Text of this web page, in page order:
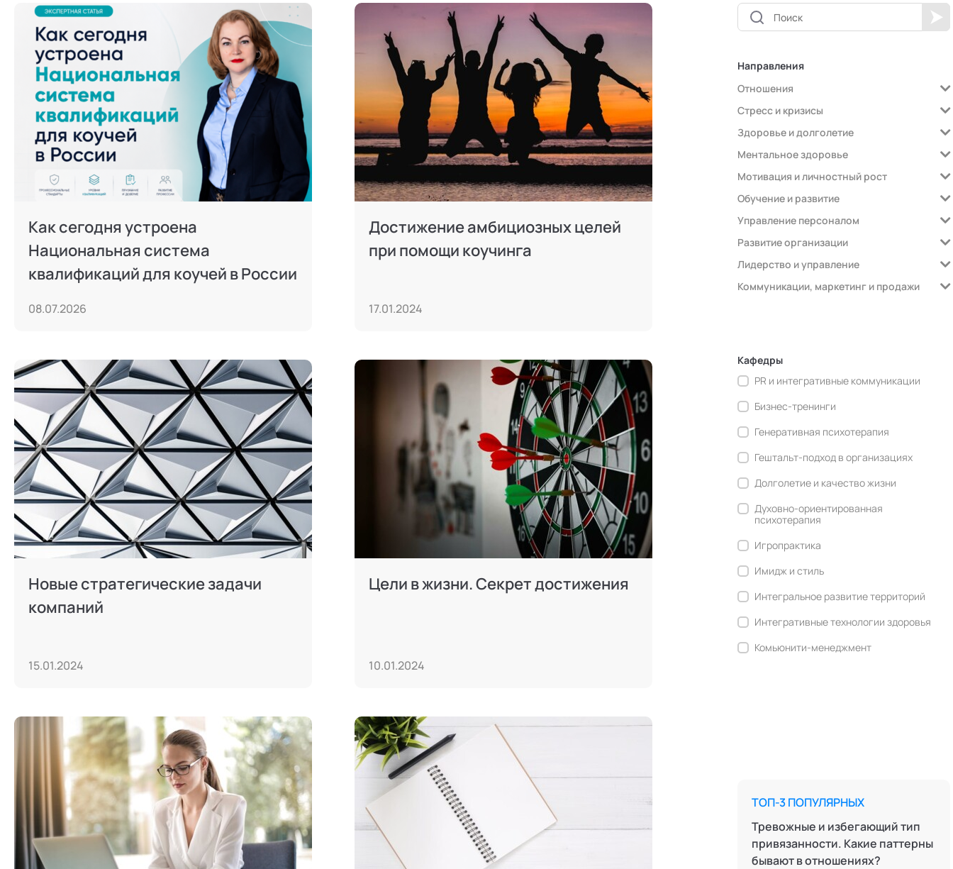
Направления
Отношения
Стресс и кризисы
Здоровье и долголетие
Ментальное здоровье
Мотивация и личностный рост
Обучение и развитие
Управление персоналом
Развитие организации
Лидерство и управление
Коммуникации, маркетинг и продажи
Кафедры
PR и интегративные коммуникации
Бизнес-тренинги
Генеративная психотерапия
Гештальт-подход в организациях
Долголетие и качество жизни
Духовно-ориентированная
психотерапия
Игропрактика
Имидж и стиль
Интегральное развитие территорий
Интегративные технологии здоровья
Комьюнити-менеджмент
Нейролингвистическое
программирование
Персонология и поведенческий
анализ
ТОП-3 ПОПУЛЯРНЫХ
Тревожные и избегающий тип
привязанности. Какие паттерны
бывают в отношениях?
Как сегодня устроена
Национальная система
квалификаций для коучей в России
08.07.2026
Достижение амбициозных целей
при помощи коучинга
17.01.2024
Новые стратегические задачи
компаний
15.01.2024
Цели в жизни. Секрет достижения
10.01.2024